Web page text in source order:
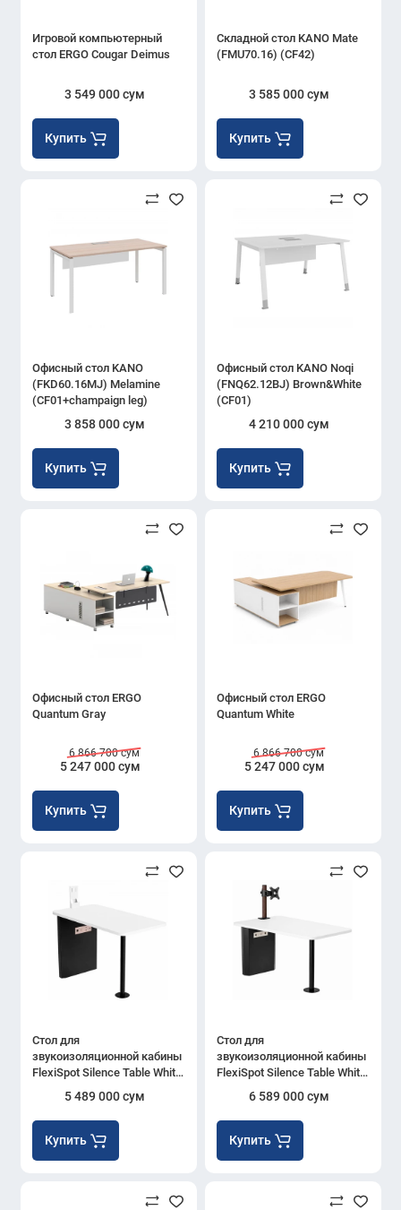
Игровой компьютерный
стол ERGO Cougar Deimus
3 549 000 сум
Купить
Складной стол KANO Mate
(FMU70.16) (CF42)
3 585 000 сум
Купить
Офисный стол KANO
(FKD60.16MJ) Melamine
(CF01+champaign leg)
3 858 000 сум
Купить
Офисный стол KANO Noqi
(FNQ62.12BJ) Brown&White
(CF01)
4 210 000 сум
Купить
Офисный стол ERGO
Quantum Gray
5 247 000 сум
6 866 700 сум
Купить
Офисный стол ERGO
Quantum White
5 247 000 сум
6 866 700 сум
Купить
Стол для
звукоизоляционной кабины
FlexiSpot Silence Table White
(white monitor arm)
5 489 000 сум
Купить
Стол для
звукоизоляционной кабины
FlexiSpot Silence Table White
(wooden DLB110)
6 589 000 сум
Купить